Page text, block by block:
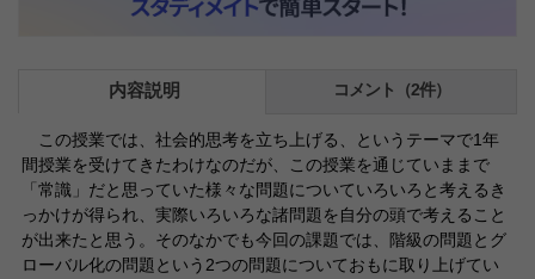
内容説明 コメント（2件）
この授業では、社会的思考を立ち上げる、というテーマで1年
間授業を受けてきたわけなのだが、この授業を通じていままで
「常識」だと思っていた様々な問題についていろいろと考えるき
っかけが得られ、実際いろいろな諸問題を自分の頭で考えること
が出来たと思う。そのなかでも今回の課題では、階級の問題とグ
ローバル化の問題という2つの問題についておもに取り上げてい